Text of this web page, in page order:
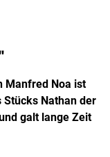
Manfred Noa ist
Nathan der
galt lange Zeit